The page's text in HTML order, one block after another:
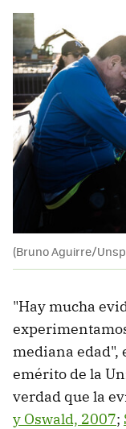
(Bruno Aguirre/
"Hay mucha
mediana edad",
emérito de la
verdad que la
y Oswald, 2007;